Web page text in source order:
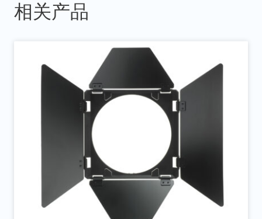
相关产品